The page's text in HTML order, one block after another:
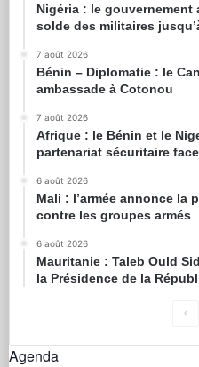
Nigéria : le
solde des militaires
7 août 2026
Bénin – Diplomatie : le
ambassade à Cotonou
7 août 2026
Afrique : le Bénin et le
partenariat sécuritaire
6 août 2026
Mali : l’armée annonce la
contre les groupes armés
6 août 2026
Mauritanie : Taleb Ould
la Présidence de la
Agenda